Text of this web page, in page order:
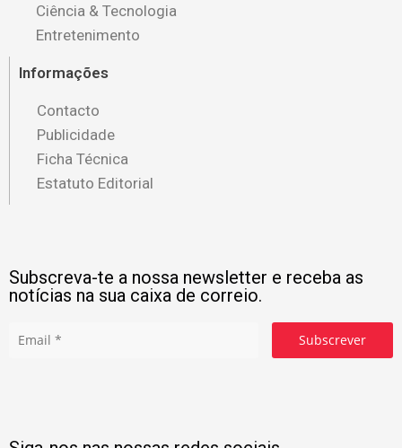
Ciência & Tecnologia
Entretenimento
Informações
Contacto
Publicidade
Ficha Técnica
Estatuto Editorial
Subscreva-te a nossa newsletter e receba as
notícias na sua caixa de correio.
Subscrever